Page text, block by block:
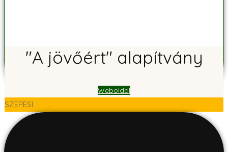
"A jövőért" alapítvány
Weboldal
SZEPESI